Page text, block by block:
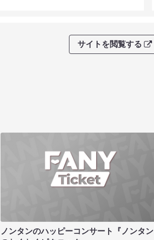
サイトを閲覧する
ノンタンのハッピーコンサート『ノンタン